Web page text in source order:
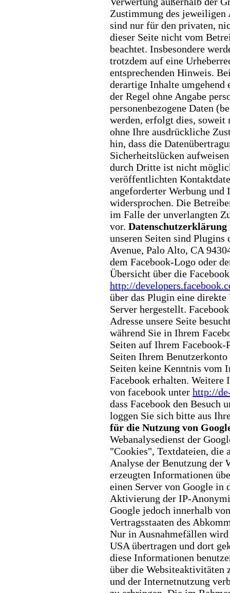
Zustimmung des jeweiligen
sind nur für den privaten,
dieser Seite nicht vom
beachtet. Insbesondere
trotzdem auf eine
entsprechenden Hinweis.
derartige Inhalte umgehend
der Regel ohne Angabe
personenbezogene Daten
werden, erfolgt dies,
ohne Ihre ausdrückliche
hin, dass die
Sicherheitslücken
durch Dritte ist nicht
veröffentlichten
angeforderter Werbung und
widersprochen. Die
im Falle der unverlangten
vor.
unseren Seiten sind
Avenue, Palo Alto, CA
dem Facebook-Logo oder
Übersicht über die
http://
über das Plugin eine
Server hergestellt.
Adresse unsere Seite
während Sie in Ihrem
Seiten auf Ihrem
Seiten Ihrem
Seiten keine Kenntnis vom
Facebook erhalten.
von facebook unter http://
dass Facebook den Besuch
loggen Sie sich bitte aus
für die Nutzung von
Webanalysedienst der
"Cookies", Textdateien, die
Analyse der Benutzung der
erzeugten Informationen
einen Server von Google in
Aktivierung der IP-
Google jedoch innerhalb
Vertragsstaaten des
Nur in Ausnahmefällen
USA übertragen und dort
diese Informationen
über die Websiteaktivitäten
und der Internetnutzung